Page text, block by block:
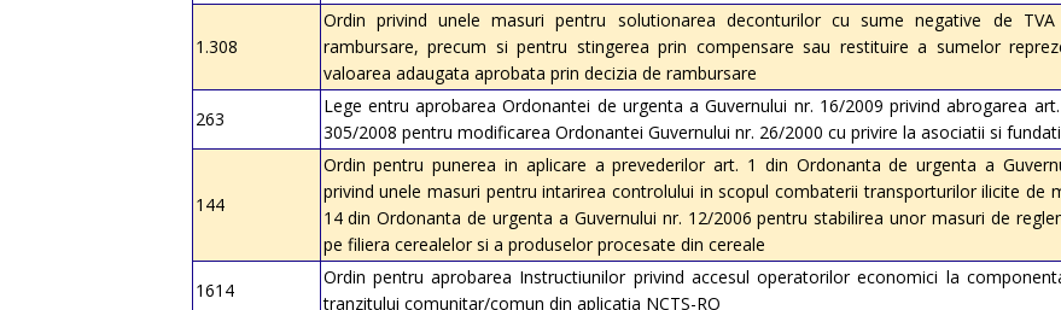
1.308
Ordin privind unele masuri pentru solutionarea deconturilor cu sume negative de
rambursare, precum si pentru stingerea prin compensare sau restituire a sumelor
valoarea adaugata aprobata prin decizia de rambursare
263
Lege entru aprobarea Ordonantei de urgenta a Guvernului nr. 16/2009 privind abrogarea
305/2008 pentru modificarea Ordonantei Guvernului nr. 26/2000 cu privire la asociatii si
144
Ordin pentru punerea in aplicare a prevederilor art. 1 din Ordonanta de urgenta a
privind unele masuri pentru intarirea controlului in scopul combaterii transporturilor ilicite de
14 din Ordonanta de urgenta a Guvernului nr. 12/2006 pentru stabilirea unor masuri de
pe filiera cerealelor si a produselor procesate din cereale
1614
Ordin pentru aprobarea Instructiunilor privind accesul operatorilor economici la
tranzitului comunitar/comun din aplicatia NCTS-RO